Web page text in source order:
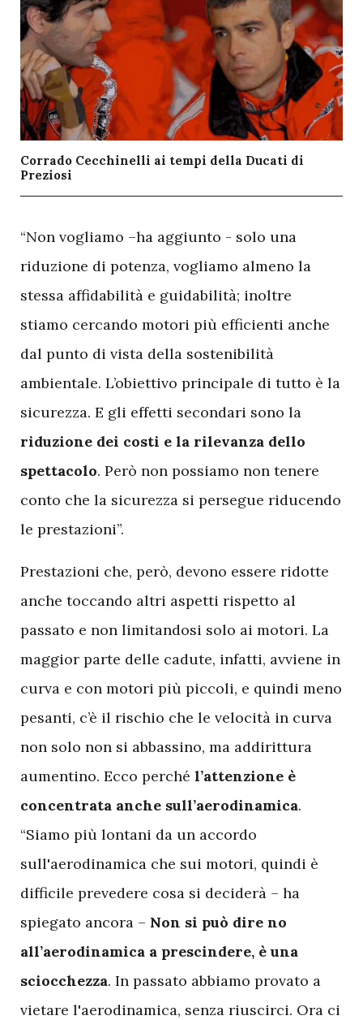
Corrado Cecchinelli ai tempi della Ducati di
Preziosi
“Non vogliamo –ha aggiunto - solo una
riduzione di potenza, vogliamo almeno la
stessa affidabilità e guidabilità; inoltre
stiamo cercando motori più efficienti anche
dal punto di vista della sostenibilità
ambientale. L’obiettivo principale di tutto è la
sicurezza. E gli effetti secondari sono la
riduzione dei costi e la rilevanza dello
spettacolo. Però non possiamo non tenere
conto che la sicurezza si persegue riducendo
le prestazioni”.
Prestazioni che, però, devono essere ridotte
anche toccando altri aspetti rispetto al
passato e non limitandosi solo ai motori. La
maggior parte delle cadute, infatti, avviene in
curva e con motori più piccoli, e quindi meno
pesanti, c’è il rischio che le velocità in curva
non solo non si abbassino, ma addirittura
aumentino. Ecco perché l’attenzione è
concentrata anche sull’aerodinamica.
“Siamo più lontani da un accordo
sull'aerodinamica che sui motori, quindi è
difficile prevedere cosa si deciderà – ha
spiegato ancora – Non si può dire no
all’aerodinamica a prescindere, è una
sciocchezza. In passato abbiamo provato a
vietare l'aerodinamica, senza riuscirci. Ora ci